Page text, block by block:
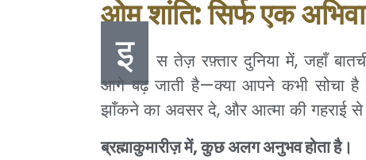
ओम शांति: सिर्फ एक
इ
स तेज़ रफ़्तार दुनिया में, जहाँ
आगे बढ़ जाती है—क्या आपने कभी सोचा है
झाँकने का अवसर दे, और आत्मा की गहराई
ब्रह्माकुमारीज़ में, कुछ अलग अनुभव होता है।